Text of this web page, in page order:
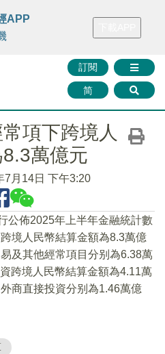
FINMETA 財華證券 媒體矩陣
訂閱
简
APP
項下跨境人
萬億元
7月14日 下午3:20
公佈2025年上半年金融統計數
境人民幣結算金額為8.3萬億
及其他經常項目分别為6.38萬
跨境人民幣結算金額為4.11萬
商直接投資分别為1.46萬億